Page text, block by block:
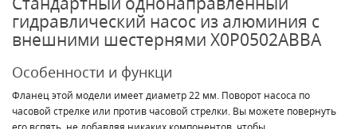
гидравлический насос из алюминия с
внешними шестернями X0P0502ABBA
Особенности и функци
Фланец этой модели имеет диаметр 22 мм. Поворот насоса по
часовой стрелке или против часовой стрелки. Вы можете повернуть